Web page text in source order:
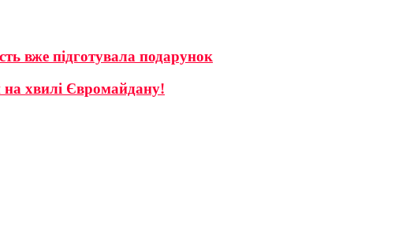
вже підготувала подарунок
на хвилі Євромайдану!